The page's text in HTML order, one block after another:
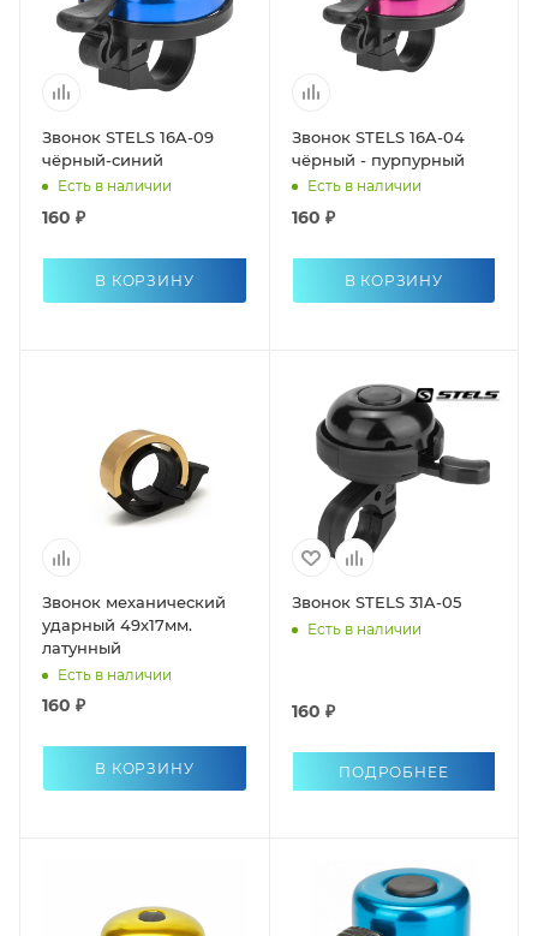
Звонок STELS 16A-09
чёрный-синий
Есть в наличии
160 ₽
В КОРЗИНУ
Звонок STELS 16A-04
чёрный - пурпурный
Есть в наличии
160 ₽
В КОРЗИНУ
Звонок механический
ударный 49х17мм.
латунный
Есть в наличии
160 ₽
В КОРЗИНУ
Звонок STELS 31A-05
Есть в наличии
160 ₽
ПОДРОБНЕЕ